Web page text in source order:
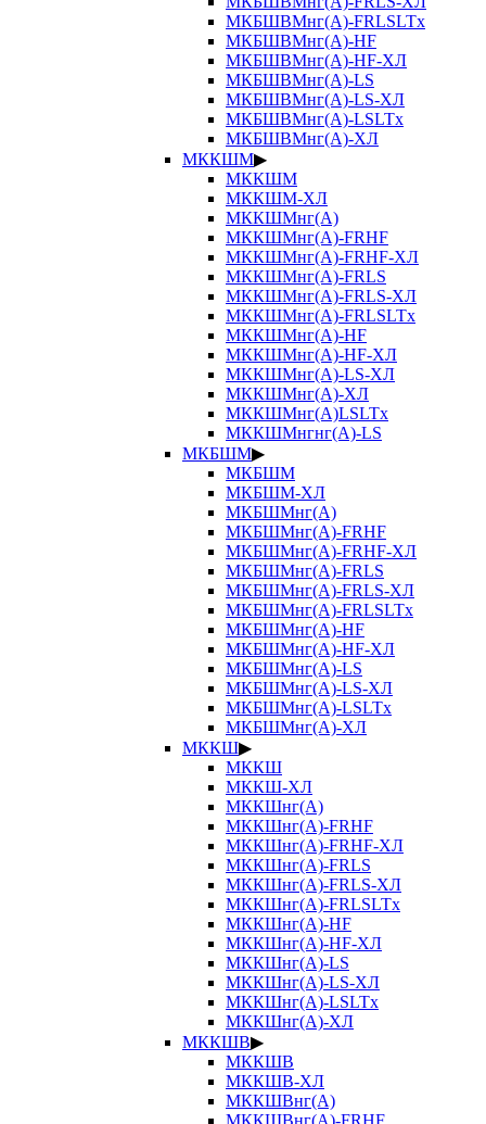
МКБШВМнг(А)-FRLSLTx
МКБШВМнг(А)-HF
МКБШВМнг(А)-HF-ХЛ
МКБШВМнг(А)-LS
МКБШВМнг(А)-LS-ХЛ
МКБШВМнг(А)-LSLTx
МКБШВМнг(А)-ХЛ
МККШМ▶
МККШМ
МККШМ-ХЛ
МККШМнг(А)
МККШМнг(А)-FRHF
МККШМнг(А)-FRHF-ХЛ
МККШМнг(А)-FRLS
МККШМнг(А)-FRLS-ХЛ
МККШМнг(А)-FRLSLTx
МККШМнг(А)-HF
МККШМнг(А)-HF-ХЛ
МККШМнг(А)-LS-ХЛ
МККШМнг(А)-ХЛ
МККШМнг(А)LSLTx
МККШМнгнг(А)-LS
МКБШМ▶
МКБШМ
МКБШМ-ХЛ
МКБШМнг(А)
МКБШМнг(А)-FRHF
МКБШМнг(А)-FRHF-ХЛ
МКБШМнг(А)-FRLS
МКБШМнг(А)-FRLS-ХЛ
МКБШМнг(А)-FRLSLTx
МКБШМнг(А)-HF
МКБШМнг(А)-HF-ХЛ
МКБШМнг(А)-LS
МКБШМнг(А)-LS-ХЛ
МКБШМнг(А)-LSLTx
МКБШМнг(А)-ХЛ
МККШ▶
МККШ
МККШ-ХЛ
МККШнг(А)
МККШнг(А)-FRHF
МККШнг(А)-FRHF-ХЛ
МККШнг(А)-FRLS
МККШнг(А)-FRLS-ХЛ
МККШнг(А)-FRLSLTx
МККШнг(А)-HF
МККШнг(А)-HF-ХЛ
МККШнг(А)-LS
МККШнг(А)-LS-ХЛ
МККШнг(А)-LSLTx
МККШнг(А)-ХЛ
МККШВ▶
МККШВ
МККШВ-ХЛ
МККШВнг(А)
МККШВнг(А)-FRHF